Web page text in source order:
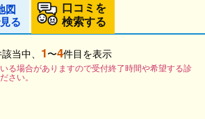
図
る
口コミを
検索する
当中、 1〜4件目を表示
る場合がありますので受付終了時間や希望する診
さい。